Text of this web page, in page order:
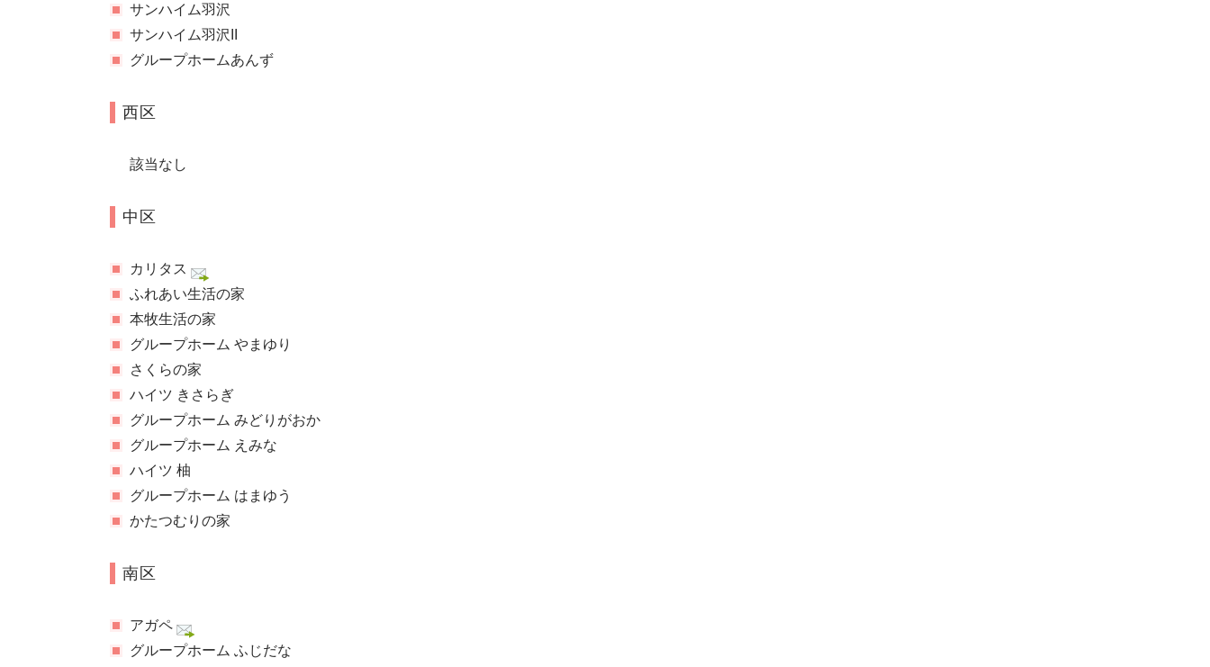
サンハイム羽沢
サンハイム羽沢II
グループホームあんず
西区
該当なし
中区
カリタス
ふれあい生活の家
本牧生活の家
グループホーム やまゆり
さくらの家
ハイツ きさらぎ
グループホーム みどりがおか
グループホーム えみな
ハイツ 柚
グループホーム はまゆう
かたつむりの家
南区
アガペ
グループホーム ふじだな